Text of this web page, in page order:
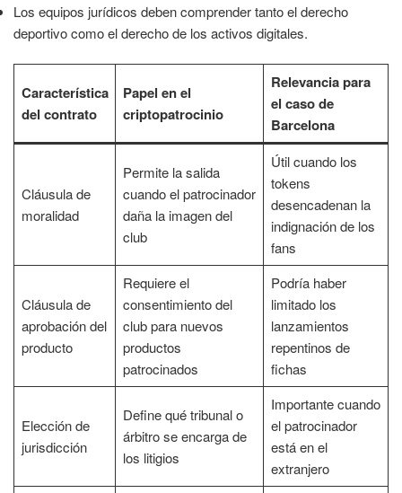
Los equipos jurídicos deben comprender tanto el derecho
deportivo como el derecho de los activos digitales.
Característica
del contrato
Papel en el
criptopatrocinio
Relevancia para
el caso de
Barcelona
Cláusula de
moralidad
Permite la salida
cuando el patrocinador
daña la imagen del
club
Útil cuando los
tokens
desencadenan la
indignación de los
fans
Cláusula de
aprobación del
producto
Requiere el
consentimiento del
club para nuevos
productos
patrocinados
Podría haber
limitado los
lanzamientos
repentinos de
fichas
Elección de
jurisdicción
Define qué tribunal o
árbitro se encarga de
los litigios
Importante cuando
el patrocinador
está en el
extranjero